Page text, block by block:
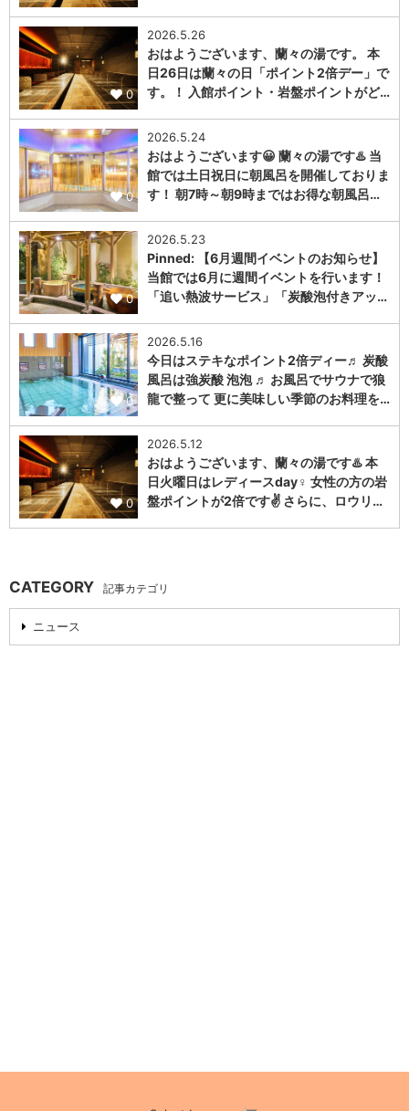
0
2026.5.26
おはようございます、蘭々の湯です。 本
日26日は蘭々の日「ポイント2倍デー」で
す。！ 入館ポイント・岩盤ポイントがど…
0
2026.5.24
おはようございます😀 蘭々の湯です♨️ 当
館では土日祝日に朝風呂を開催しておりま
す！ 朝7時～朝9時まではお得な朝風呂…
0
2026.5.23
Pinned: 【6月週間イベントのお知らせ】
当館では6月に週間イベントを行います！
「追い熱波サービス」「炭酸泡付きアッ…
0
2026.5.16
今日はステキなポイント2倍ディー♬ 炭酸
風呂は強炭酸 泡泡 ♬ お風呂でサウナで狼
龍で整って 更に美味しい季節のお料理を…
0
2026.5.12
おはようございます、蘭々の湯です♨️ 本
日火曜日はレディースday♀️ 女性の方の岩
盤ポイントが2倍です✌️ さらに、ロウリ…
CATEGORY 記事カテゴリ
ニュース